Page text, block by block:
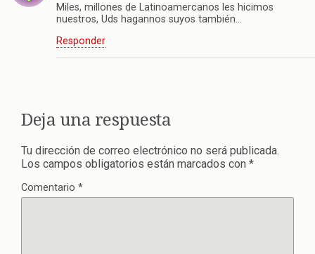
Miles, millones de Latinoamercanos les hicimos
nuestros, Uds hagannos suyos también…
Responder
Deja una respuesta
Tu dirección de correo electrónico no será publicada.
Los campos obligatorios están marcados con *
Comentario *